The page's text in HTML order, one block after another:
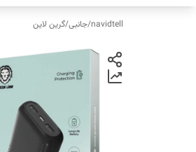
navidtell
/جانبی/گرین لاین